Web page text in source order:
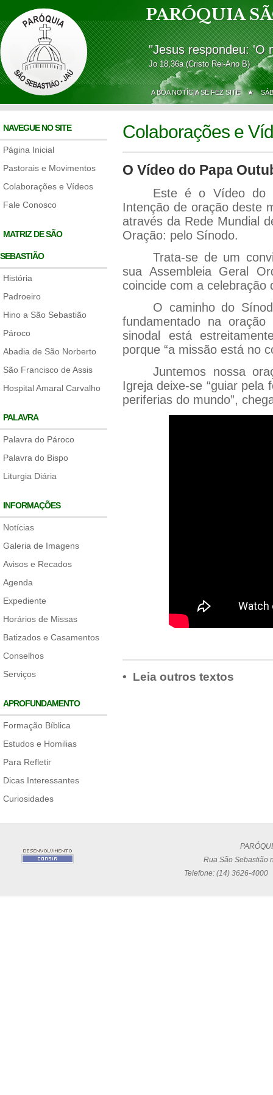
PARÓQUIA
"Jesus respondeu: 'O
Jo 18,36a (Cristo Rei-Ano B)
A BOA NOTÍCIA SE FEZ SITE ★
NAVEGUE NO SITE
Página Inicial
Pastorais e Movimentos
Colaborações e Vídeos
Fale Conosco
MATRIZ DE SÃO
SEBASTIÃO
História
Padroeiro
Hino a São Sebastião
Pároco
Abadia de São Norberto
São Francisco de Assis
Hospital Amaral Carvalho
PALAVRA
Palavra do Pároco
Palavra do Bispo
Liturgia Diária
INFORMAÇÕES
Notícias
Galeria de Imagens
Avisos e Recados
Agenda
Expediente
Horários de Missas
Batizados e Casamentos
Conselhos
Serviços
APROFUNDAMENTO
Formação Bíblica
Estudos e Homilias
Para Refletir
Dicas Interessantes
Curiosidades
Colaborações e
O Vídeo do Papa
Este é o Vídeo do
Intenção de oração deste
através da Rede Mundial
Oração: pelo Sínodo.
Trata-se de um
sua Assembleia Geral
coincide com a celebração
O caminho do
fundamentado na
sinodal está
porque “a missão está no
Juntemos nossa
Igreja deixe-se “guiar pela
periferias do mundo”,
• Leia outros textos
Rua São Sebastião
Telefone: (14) 3626-